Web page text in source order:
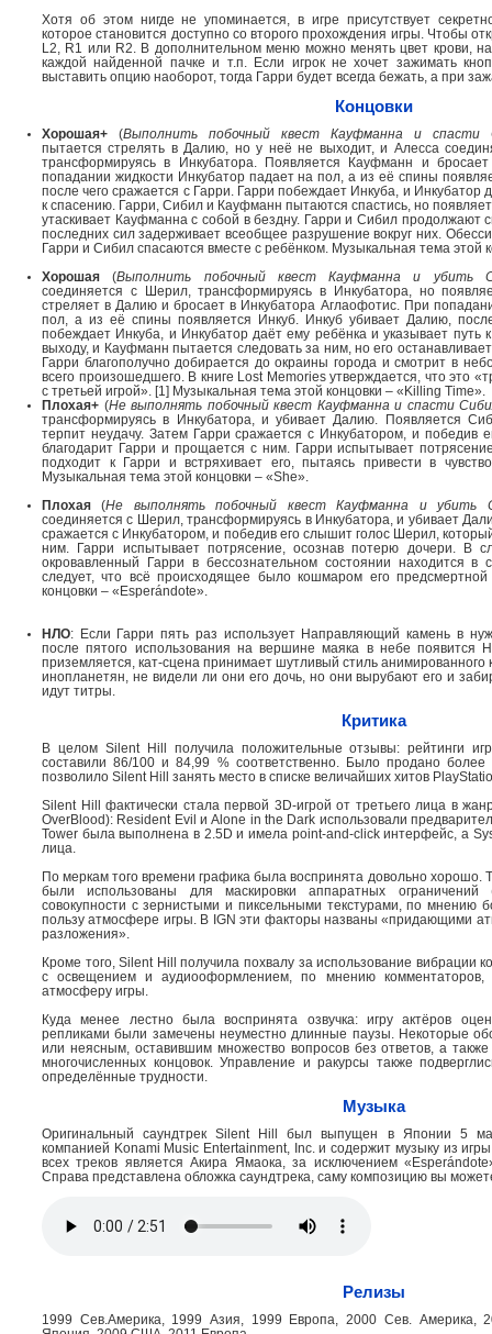
Хотя об этом нигде не упоминается, в игре присутствует
которое становится доступно со второго прохождения игры. Чтобы
L2, R1 или R2. В дополнительном меню можно менять цвет крови,
каждой найденной пачке и т.п. Если игрок не хочет зажимать
выставить опцию наоборот, тогда Гарри будет всегда бежать, а при
Концовки
Хорошая+ (Выполнить побочный квест Кауфманна и спасти
пытается стрелять в Далию, но у неё не выходит, и Алесса
трансформируясь в Инкубатора. Появляется Кауфманн и
попадании жидкости Инкубатор падает на пол, а из её спины
после чего сражается с Гарри. Гарри побеждает Инкуба, и Инкубатор
к спасению. Гарри, Сибил и Кауфманн пытаются спастись, но
утаскивает Кауфманна с собой в бездну. Гарри и Сибил продолжают
последних сил задерживает всеобщее разрушение вокруг них.
Гарри и Сибил спасаются вместе с ребёнком. Музыкальная тема этой
Хорошая (Выполнить побочный квест Кауфманна и убить
соединяется с Шерил, трансформируясь в Инкубатора, но
стреляет в Далию и бросает в Инкубатора Аглаофотис. При
пол, а из её спины появляется Инкуб. Инкуб убивает Далию,
побеждает Инкуба, и Инкубатор даёт ему ребёнка и указывает путь
выходу, и Кауфманн пытается следовать за ним, но его
Гарри благополучно добирается до окраины города и смотрит в
всего произошедшего. В книге Lost Memories утверждается, что это
с третьей игрой». [1] Музыкальная тема этой концовки – «Killing Time».
Плохая+ (Не выполнять побочный квест Кауфманна и спасти
трансформируясь в Инкубатора, и убивает Далию. Появляется
терпит неудачу. Затем Гарри сражается с Инкубатором, и победив
благодарит Гарри и прощается с ним. Гарри испытывает
подходит к Гарри и встряхивает его, пытаясь привести в
Музыкальная тема этой концовки – «She».
Плохая (Не выполнять побочный квест Кауфманна и убить
соединяется с Шерил, трансформируясь в Инкубатора, и убивает
сражается с Инкубатором, и победив его слышит голос Шерил,
ним. Гарри испытывает потрясение, осознав потерю дочери. В
окровавленный Гарри в бессознательном состоянии находится
следует, что всё происходящее было кошмаром его
концовки – «Esperándote».
НЛО: Если Гарри пять раз использует Направляющий камень в
после пятого использования на вершине маяка в небе появится
приземляется, кат-сцена принимает шутливый стиль анимированного
инопланетян, не видели ли они его дочь, но они вырубают его и
идут титры.
Критика
В целом Silent Hill получила положительные отзывы: рейтинги
составили 86/100 и 84,99 % соответственно. Было продано
позволило Silent Hill занять место в списке величайших хитов
Silent Hill фактически стала первой 3D-игрой от третьего лица в
OverBlood): Resident Evil и Alone in the Dark использовали
Tower была выполнена в 2.5D и имела point-and-click интерфейс, а
лица.
По меркам того времени графика была воспринята довольно хорошо.
были использованы для маскировки аппаратных ограничений
совокупности с зернистыми и пиксельными текстурами, по мнению
пользу атмосфере игры. В IGN эти факторы названы «придающими
разложения».
Кроме того, Silent Hill получила похвалу за использование вибрации
с освещением и аудиооформлением, по мнению комментаторов,
атмосферу игры.
Куда менее лестно была воспринята озвучка: игру актёров
репликами были замечены неуместно длинные паузы. Некоторые
или неясным, оставившим множество вопросов без ответов, а также
многочисленных концовок. Управление и ракурсы также
определённые трудности.
Музыка
Оригинальный саундтрек Silent Hill был выпущен в Японии 5
компанией Konami Music Entertainment, Inc. и содержит музыку из
всех треков является Акира Ямаока, за исключением
Справа представлена обложка саундтрека, саму композицию вы
Релизы
1999 Сев.Америка, 1999 Азия, 1999 Европа, 2000 Сев. Америка,